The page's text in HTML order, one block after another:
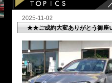
2025-11-02
★★ご成約大変ありがとう御座